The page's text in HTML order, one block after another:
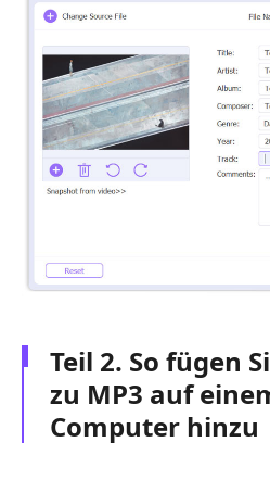
Teil 2. So fügen
zu MP3 auf
Computer hinzu